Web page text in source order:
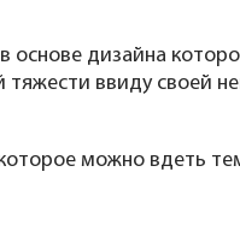
дизайна
тяжести ввиду своей
можно вдеть